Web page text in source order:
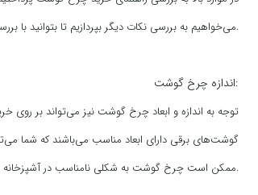
می‌خواهیم به بررسی نکات دیگر بپردازیم تا بتوانید با بررسی این نکات خریدی درست و به صرفه داشته باشید.
اندازه چرخ گوشت:
توجه به اندازه و ابعاد چرخ گوشت نیز می‌تواند بر روی
گوشت‌های برقی دارای ابعاد مناسب می‌باشند که شما
ممکن است چرخ گوشت به شکلی نامناسب در آشپزخانه شما دیده شود و با اشغال فضای زیاد رفاه و آرامش شما را درون آشپزخانه مخدوش سازد.